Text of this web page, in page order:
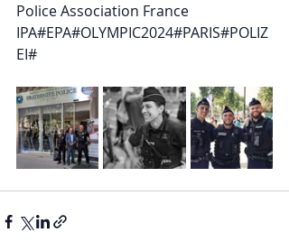
Police Association France
IPA#EPA#OLYMPIC2024#PARIS#POLIZ
EI#